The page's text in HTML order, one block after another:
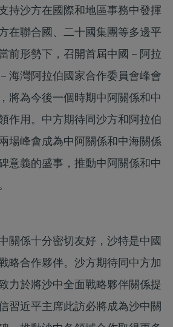
持沙方在國際和地區事務中發揮
在聯合國、二十國集團等多邊平
前形勢下，召開首屆中國－阿拉
海灣阿拉伯國家合作委員會峰會
將為今後一個時期中阿關係和中
作用。中方期待同沙方和阿拉伯
場峰會成為中阿關係和中海關係
意義的盛事，推動中阿關係和中
關係十分密切友好，沙特是中國
略合作夥伴。沙方期待同中方加
力於將沙中全面戰略夥伴關係提
習近平主席此訪必將成為沙中關